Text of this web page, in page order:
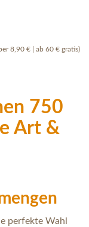
8,90 € | ab 60 € gratis)
750
Art &
perfekte Wahl